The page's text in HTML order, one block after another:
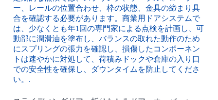
ー、レールの位置合わせ、枠の状態、金具の締まり具
合を確認する必要があります。商業用ドアシステムで
は、少なくとも年1回の専門家による点検を計画し、可
動部に潤滑油を塗布し、バランスの取れた動作のため
にスプリングの張力を確認し、損傷したコンポーネン
トは速やかに対処して、荷積みドックや倉庫の入り口
での安全性を確保し、ダウンタイムを防止してくださ
い。.